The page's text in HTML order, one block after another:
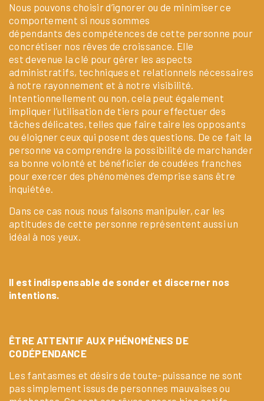
Nous pouvons choisir d’ignorer ou de minimiser ce
comportement si nous sommes
dépendants des compétences de cette personne pour
concrétiser nos rêves de croissance. Elle
est devenue la clé pour gérer les aspects
administratifs, techniques et relationnels nécessaires
à notre rayonnement et à notre visibilité.
Intentionnellement ou non, cela peut également
impliquer l’utilisation de tiers pour effectuer des
tâches délicates, telles que faire taire les opposants
ou éloigner ceux qui posent des questions. De ce fait la
personne va comprendre la possibilité de marchander
sa bonne volonté et bénéficier de coudées franches
pour exercer des phénomènes d’emprise sans être
inquiétée.
Dans ce cas nous nous faisons manipuler, car les
aptitudes de cette personne représentent aussi un
idéal à nos yeux.
Il est indispensable de sonder et discerner nos
intentions.
ÊTRE ATTENTIF AUX PHÉNOMÈNES DE
CODÉPENDANCE
Les fantasmes et désirs de toute-puissance ne sont
pas simplement issus de personnes mauvaises ou